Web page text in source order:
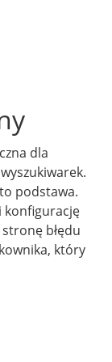
dla
podstawa.
konfigurację
błędu
który